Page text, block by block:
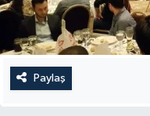
Paylaş